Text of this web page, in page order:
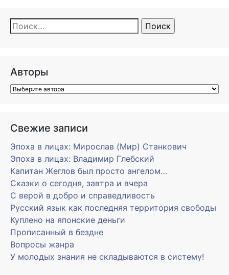
Найти:
Авторы
Свежие записи
Эпоха в лицах: Мирослав (Мир) Станкович
Эпоха в лицах: Владимир Глебский
Капитан Жеглов был просто ангелом…
Сказки о сегодня, завтра и вчера
С верой в добро и справедливость
Русский язык как последняя территория свободы
Куплено на японские деньги
Прописанный в бездне
Вопросы жанра
У молодых знания не складываются в систему!